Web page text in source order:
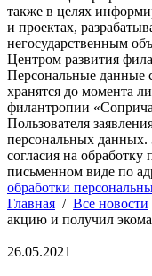
также в целях
и проектах,
негосударственным
Центром развития
Персональные данные
хранятся до момента
филантропии
Пользователя
персональных данных.
согласия на
письменном виде по
обработки
Главная / Все новости
акцию и получил
26.05.2021